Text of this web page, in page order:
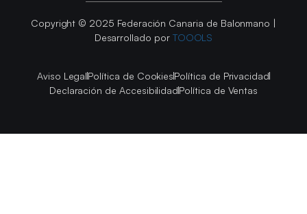
Copyright © 2025 Federación Canaria de Balonmano |
Desarrollado por TOOOLS
Aviso LegalPolítica de CookiesPolítica de Privacidad
Declaración de AccesibilidadPolítica de Ventas